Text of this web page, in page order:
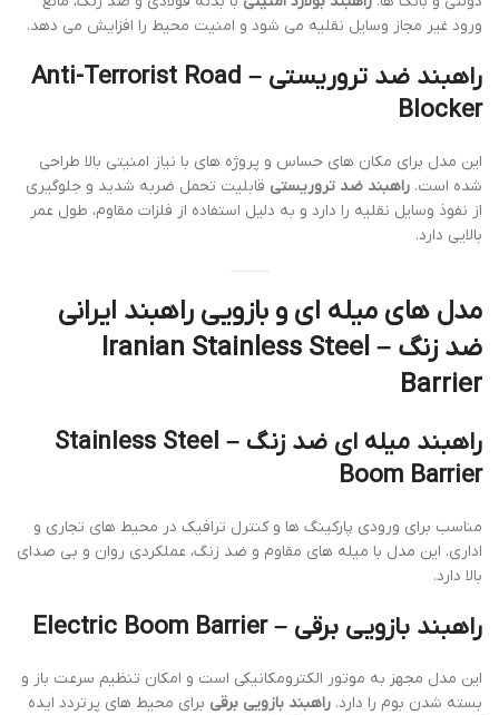
ورود غیر مجاز وسایل نقلیه می شود و امنیت محیط را افزایش می دهد.
راهبند ضد تروریستی – Anti-Terrorist Road
Blocker
این مدل برای مکان های حساس و پروژه های با نیاز امنیتی بالا طراحی
شده است. راهبند ضد تروریستی قابلیت تحمل ضربه شدید و جلوگیری
از نفوذ وسایل نقلیه را دارد و به دلیل استفاده از فلزات مقاوم، طول عمر
بالایی دارد.
مدل های میله ای و بازویی راهبند ایرانی
ضد زنگ – Iranian Stainless Steel
Barrier
راهبند میله ای ضد زنگ – Stainless Steel
Boom Barrier
مناسب برای ورودی پارکینگ ها و کنترل ترافیک در محیط های تجاری و
اداری. این مدل با میله های مقاوم و ضد زنگ، عملکردی روان و بی صدای
بالا دارد.
راهبند بازویی برقی – Electric Boom Barrier
این مدل مجهز به موتور الکترومکانیکی است و امکان تنظیم سرعت باز و
بسته شدن بوم را دارد. راهبند بازویی برقی برای محیط های پرتردد ایده